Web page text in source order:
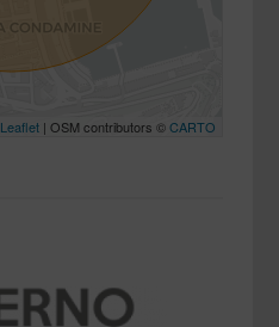
Leaflet| OSM contributors ©CARTO